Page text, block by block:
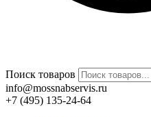
Поиск товаров
info@mossnabservis.ru
+7 (495) 135-24-64